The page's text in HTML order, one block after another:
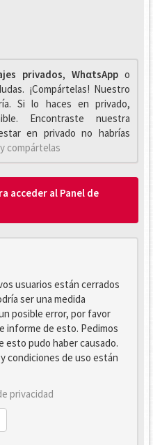
privados, WhαtsAppo
¡Compártelas! Nuestro
Si lo haces en privado,
Encontraste nuestra
en privado no habrías
compártelas
acceder al Panel de
usuarios están cerrados
ser una medida
posible error, por favor
informe de esto. Pedimos
esto pudo haber causado.
condiciones de uso están
privacidad